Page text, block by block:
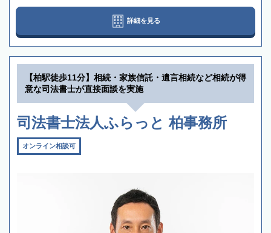
詳細を見る
【柏駅徒歩11分】相続・家族信託・遺言相続など相続が得
意な司法書士が直接面談を実施
司法書士法人ふらっと 柏事務所
オンライン相談可